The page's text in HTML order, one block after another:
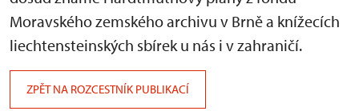
Moravského zemského archivu v Brně a knížecích
liechtensteinských sbírek u nás i v zahraničí.
ZPĚT NA ROZCESTNÍK PUBLIKACÍ